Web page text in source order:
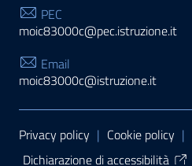
PEC
moic83000c@pec.istruzione.it
Email
moic83000c@istruzione.it
Sezione Link Utili
Privacy policy | Cookie policy |
Dichiarazione di accessibilità